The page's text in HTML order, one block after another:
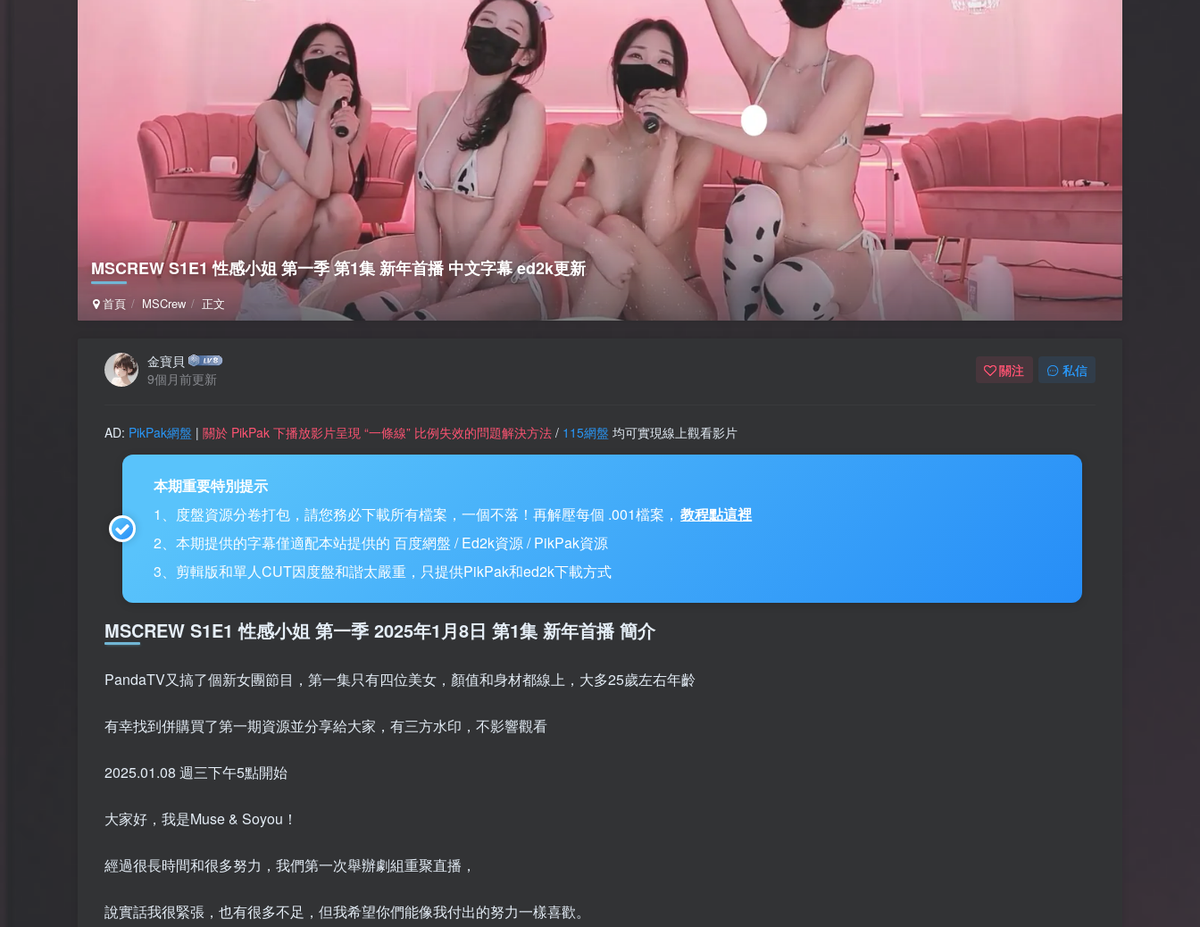
MSCREW S1E1 性感小姐 第一季 第1集 新年首播 中文字幕ed2k更新
首頁 MSCrew 正文
金寶貝
9個月前更新
關注 私信
AD: PikPak網盤 | 關於 PikPak 下播放影片呈現 “一條線” 比例失效的問題解決方法 / 115網盤 均可實現線上觀看影片
本期重要特別提示
1、度盤資源分卷打包，請您務必下載所有檔案，一個不落！再解壓每個 .001檔案， 教程點這裡
2、本期提供的字幕僅適配本站提供的 百度網盤 / Ed2k資源 / PikPak資源
3、剪輯版和單人CUT因度盤和諧太嚴重，只提供PikPak和ed2k下載方式
MSCREW S1E1 性感小姐 第一季 2025年1月8日 第1集 新年首播 簡介
PandaTV又搞了個新女團節目，第一集只有四位美女，顏值和身材都線上，大多25歲左右年齡
有幸找到併購買了第一期資源並分享給大家，有三方水印，不影響觀看
2025.01.08 週三下午5點開始
大家好，我是Muse & Soyou！
經過很長時間和很多努力，我們第一次舉辦劇組重聚直播，
說實話我很緊張，也有很多不足，但我希望你們能像我付出的努力一樣喜歡。